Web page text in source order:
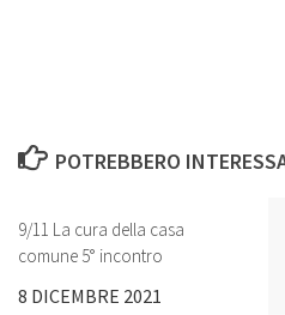
POTREBBERO
9/11 La cura della casa
comune 5° incontro
8 DICEMBRE 2021